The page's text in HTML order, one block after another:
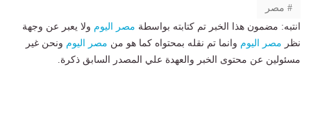
مصر
انتبه: مضمون هذا الخبر تم كتابته بواسطة مصر اليوم ولا يعبر عن وجهة
نظر مصر اليوم وانما تم نقله بمحتواه كما هو من مصر اليوم ونحن غير
مسئولين عن محتوى الخبر والعهدة علي المصدر السابق ذكرة.